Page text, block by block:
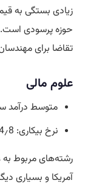
زیادی بستگی به
حوزه پرسودی
تقاضا برای
علوم مالی
متوسط درآمد سالانه:
نرخ بیکاری: 4٫8 درصد
رشته‌های مربوط به
آمریکا و بسیاری